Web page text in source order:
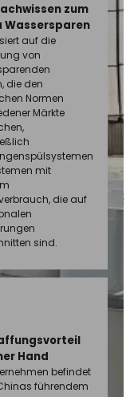
zum
Wassersparen
auf die
von
die den
Normen
Märkte
mit
die auf
sind.
Hand
befindet
führendem